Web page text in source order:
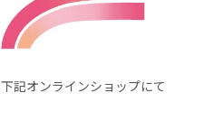
記オンラインショップにて